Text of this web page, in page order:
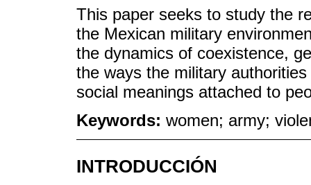
This paper seeks to study the
the Mexican military
the dynamics of coexistence,
the ways the military
social meanings attached to
Keywords: women; army;
INTRODUCCIÓN